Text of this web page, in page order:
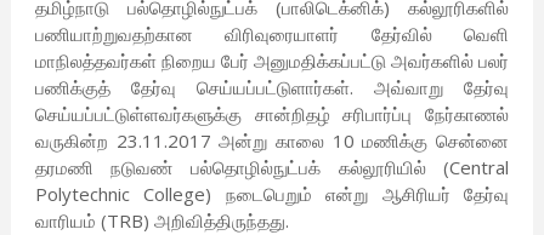
தமிழ்நாடு பல்தொழில்நுட்பக் (பாலிடெக்னிக்) கல்லூரிகளில்
பணியாற்றுவதற்கான விரிவுரையாளர் தேர்வில் வெளி
மாநிலத்தவர்கள் நிறைய பேர் அனுமதிக்கப்பட்டு அவர்களில் பலர்
பணிக்குத் தேர்வு செய்யப்பட்டுளார்கள். அவ்வாறு தேர்வு
செய்யப்பட்டுள்ளவர்களுக்கு சான்றிதழ் சரிபார்ப்பு நேர்காணல்
வருகின்ற 23.11.2017 அன்று காலை 10 மணிக்கு சென்னை
தரமணி நடுவண் பல்தொழில்நுட்பக் கல்லூரியில் (Central
Polytechnic College) நடைபெறும் என்று ஆசிரியர் தேர்வு
வாரியம் (TRB) அறிவித்திருந்தது.